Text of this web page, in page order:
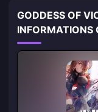
GODDESS OF
INFORMATIONS